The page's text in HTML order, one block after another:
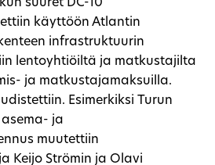
suuret DC-10
käyttöön Atlantin
infrastruktuurin
lentoyhtiöiltä ja matkustajilta
ja matkustajamaksuilla.
Esimerkiksi Turun
ja
muutettiin
ja Keijo Strömin ja Olavi